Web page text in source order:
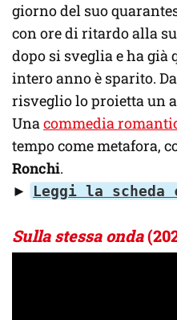
giorno del suo
con ore di ritardo alla
dopo si sveglia e ha
intero anno è sparito.
risveglio lo proietta un
Unacommedia
tempo come metafora,
Ronchi.
►
Leggi la scheda
Sulla stessa onda